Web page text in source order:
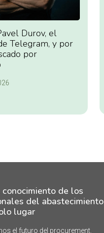
Durov, el
Telegram, y por
por
de los
del abastecimiento
lugar
el futuro del procurement.